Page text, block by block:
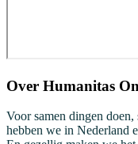
Over Humanitas
Voor samen dingen
hebben we in Nederland